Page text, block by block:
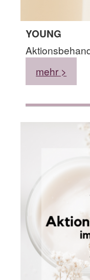
YOUNG
mehr >